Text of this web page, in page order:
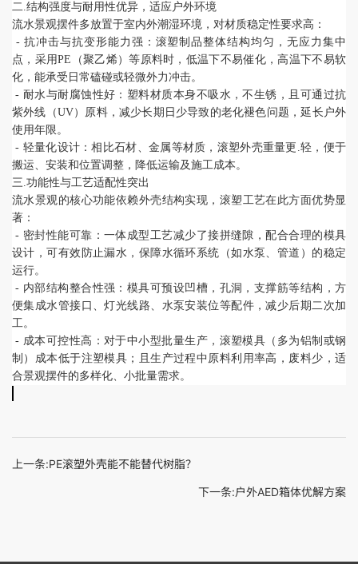
二.结构强度与耐用性优异，适应户外环境
流水景观摆件多放置于室内外潮湿环境，对材质稳定性要求高：
- 抗冲击与抗变形能力强：滚塑制品整体结构均匀，无应力集中
点，采用PE（聚乙烯）等原料时，低温下不易催化，高温下不易软
化，能承受日常磕碰或轻微外力冲击。
- 耐水与耐腐蚀性好：塑料材质本身不吸水，不生锈，且可通过抗
紫外线（UV）原料，减少长期日少导致的老化褪色问题，延长户外
使用年限。
- 轻量化设计：相比石材、金属等材质，滚塑外壳重量更.轻，便于
搬运、安装和位置调整，降低运输及施工成本。
三.功能性与工艺适配性突出
流水景观的核心功能依赖外壳结构实现，滚塑工艺在此方面优势显
著：
- 密封性能可靠：一体成型工艺减少了接拼缝隙，配合合理的模具
设计，可有效防止漏水，保障水循环系统（如水泵、管道）的稳定
运行。
- 内部结构整合性强：模具可预设凹槽，孔洞，支撑筋等结构，方
便集成水管接口、灯光线路、水泵安装位等配件，减少后期二次加
工。
- 成本可控性高：对于中小型批量生产，滚塑模具（多为铝制或钢
制）成本低于注塑模具；且生产过程中原料利用率高，废料少，适
合景观摆件的多样化、小批量需求。
上一条:PE滚塑外壳能不能替代树脂？
下一条:户外AED箱体优解方案